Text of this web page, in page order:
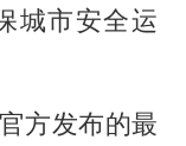
城市安全运
方发布的最